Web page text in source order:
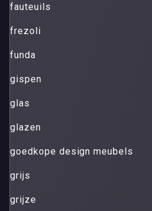
fauteuils
frezoli
funda
gispen
glas
glazen
goedkope design meubels
grijs
grijze